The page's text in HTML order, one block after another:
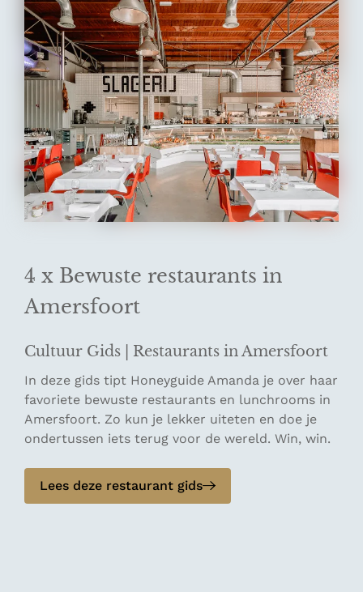
4 x Bewuste restaurants in
Amersfoort
Cultuur Gids | Restaurants in Amersfoort
In deze gids tipt Honeyguide Amanda je over haar
favoriete bewuste restaurants en lunchrooms in
Amersfoort. Zo kun je lekker uiteten en doe je
ondertussen iets terug voor de wereld. Win, win.
Lees deze restaurant gids